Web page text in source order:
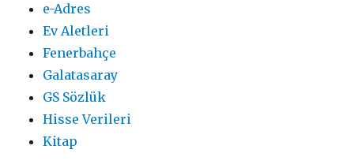
e-Adres
Ev Aletleri
Fenerbahçe
Galatasaray
GS Sözlük
Hisse Verileri
Kitap